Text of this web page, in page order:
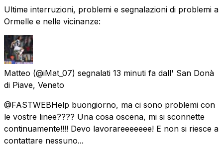
Ultime interruzioni, problemi e segnalazioni di problemi a
Ormelle e nelle vicinanze:
Matteo (@iMat_07) segnalati 13 minuti fa dall' San Donà
di Piave, Veneto
@FASTWEBHelp buongiorno, ma ci sono problemi con
le vostre linee???? Una cosa oscena, mi si sconnette
continuamente!!!! Devo lavorareeeeeee! E non si riesce a
contattare nessuno...